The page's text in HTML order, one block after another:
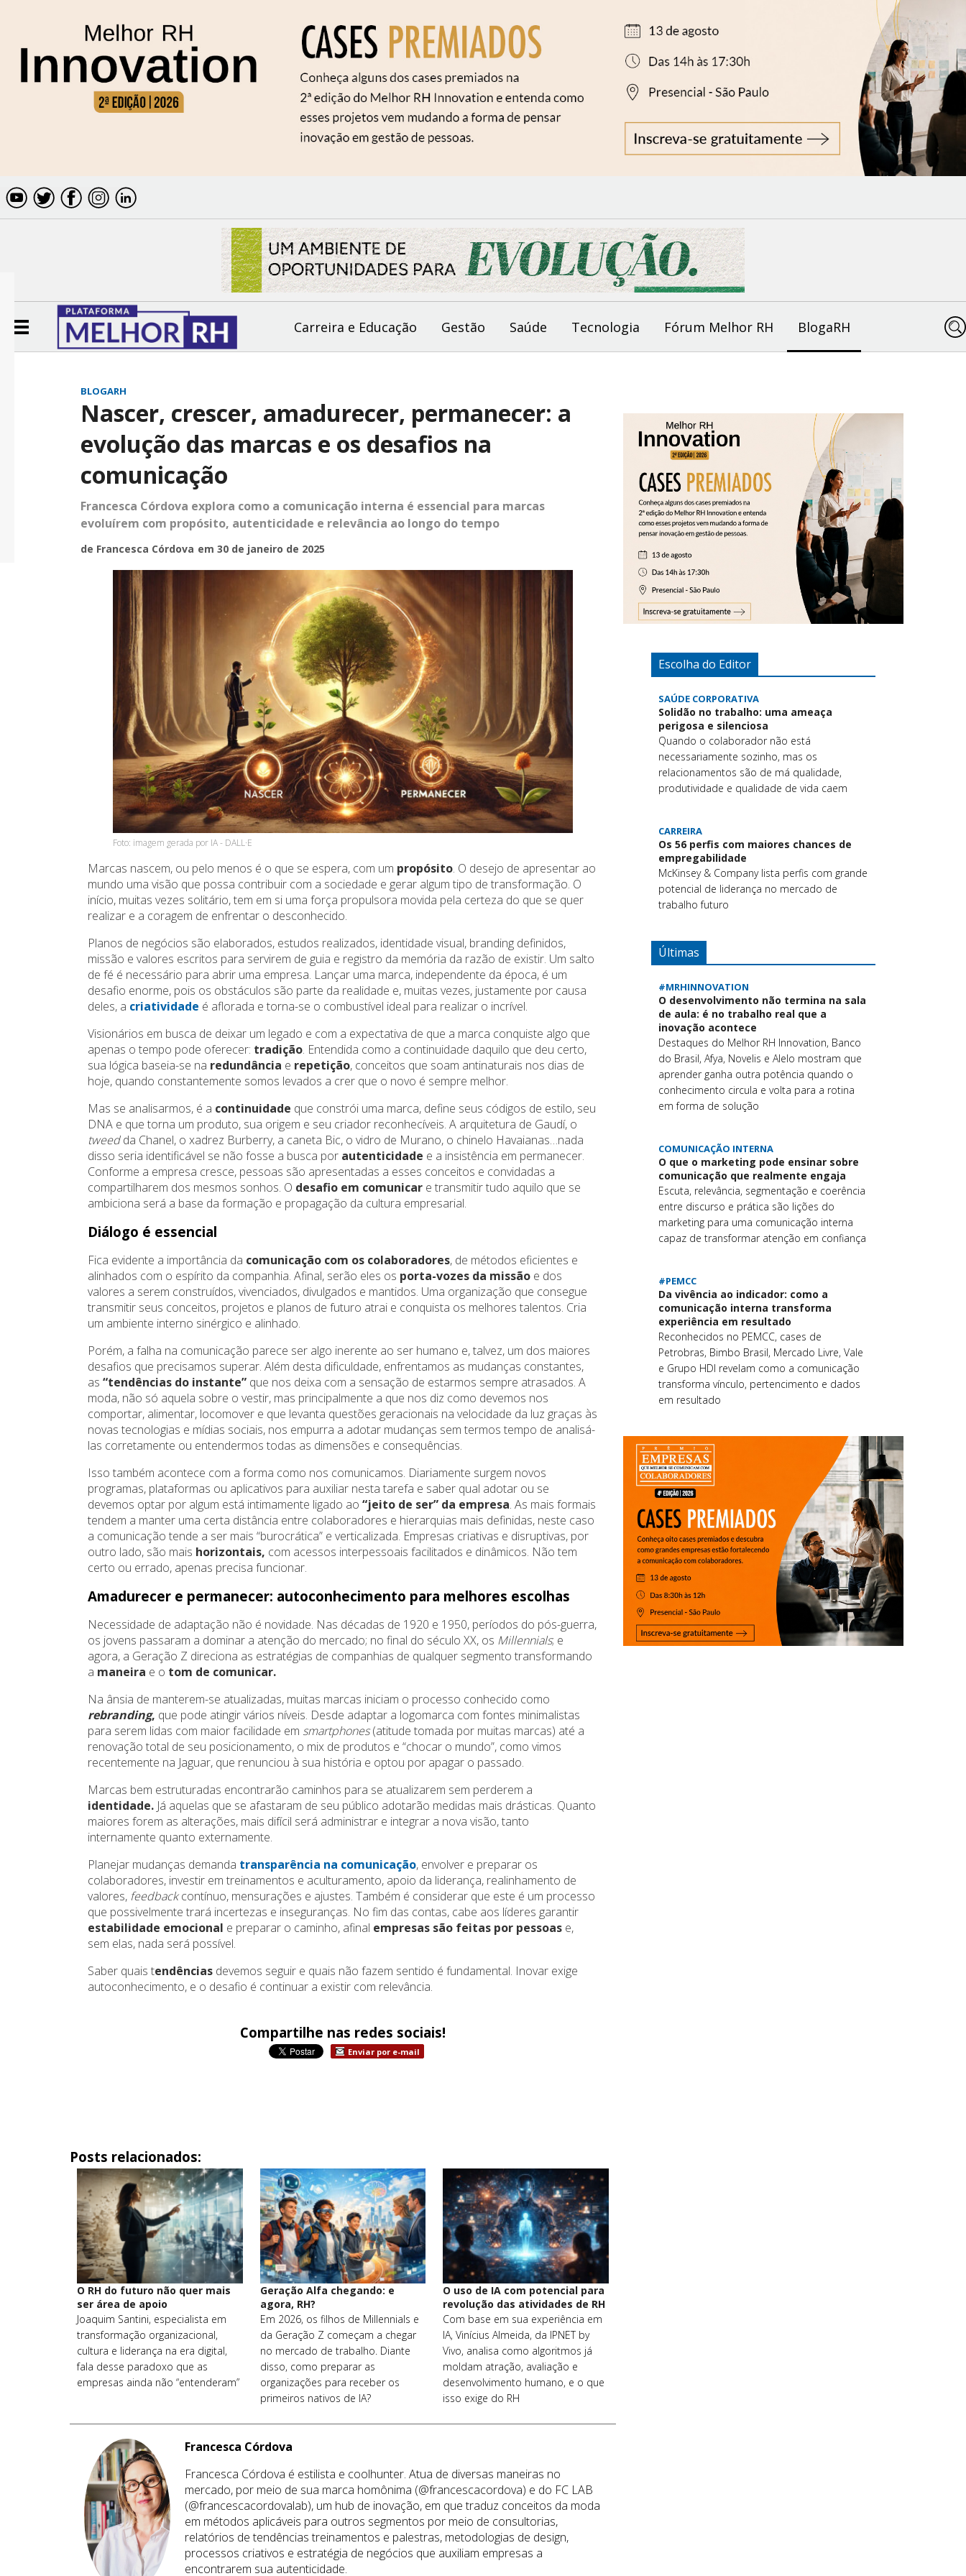
Carreira e Educação Gestão Saúde Tecnologia Fórum Melhor RH BlogaRH
BLOGARH
Nascer, crescer, amadurecer, permanecer: a
evolução das marcas e os desafios na
comunicação
Francesca Córdova explora como a comunicação interna é essencial para marcas
evoluírem com propósito, autenticidade e relevância ao longo do tempo
de Francesca Córdova em 30 de janeiro de 2025
Foto: imagem gerada por IA - DALL·E
Marcas nascem, ou pelo menos é o que se espera, com um propósito. O desejo de apresentar ao
mundo uma visão que possa contribuir com a sociedade e gerar algum tipo de transformação. O
início, muitas vezes solitário, tem em si uma força propulsora movida pela certeza do que se quer
realizar e a coragem de enfrentar o desconhecido.
Planos de negócios são elaborados, estudos realizados, identidade visual, branding definidos,
missão e valores escritos para servirem de guia e registro da memória da razão de existir. Um salto
de fé é necessário para abrir uma empresa. Lançar uma marca, independente da época, é um
desafio enorme, pois os obstáculos são parte da realidade e, muitas vezes, justamente por causa
deles, a criatividade é aflorada e torna-se o combustível ideal para realizar o incrível.
Visionários em busca de deixar um legado e com a expectativa de que a marca conquiste algo que
apenas o tempo pode oferecer: tradição. Entendida como a continuidade daquilo que deu certo,
sua lógica baseia-se na redundância e repetição, conceitos que soam antinaturais nos dias de
hoje, quando constantemente somos levados a crer que o novo é sempre melhor.
Mas se analisarmos, é a continuidade que constrói uma marca, define seus códigos de estilo, seu
DNA e que torna um produto, sua origem e seu criador reconhecíveis. A arquitetura de Gaudí, o
tweedda Chanel, o xadrez Burberry, a caneta Bic, o vidro de Murano, o chinelo Havaianas…nada
disso seria identificável se não fosse a busca por autenticidade e a insistência em permanecer.
Conforme a empresa cresce, pessoas são apresentadas a esses conceitos e convidadas a
compartilharem dos mesmos sonhos. O desafio em comunicar e transmitir tudo aquilo que se
ambiciona será a base da formação e propagação da cultura empresarial.
Diálogo é essencial
Fica evidente a importância da comunicação com os colaboradores, de métodos eficientes e
alinhados com o espírito da companhia. Afinal, serão eles os porta-vozes da missão e dos
valores a serem construídos, vivenciados, divulgados e mantidos. Uma organização que consegue
transmitir seus conceitos, projetos e planos de futuro atrai e conquista os melhores talentos. Cria
um ambiente interno sinérgico e alinhado.
Porém, a falha na comunicação parece ser algo inerente ao ser humano e, talvez, um dos maiores
desafios que precisamos superar. Além desta dificuldade, enfrentamos as mudanças constantes,
as“tendências do instante” que nos deixa com a sensação de estarmos sempre atrasados. A
moda, não só aquela sobre o vestir, mas principalmente a que nos diz como devemos nos
comportar, alimentar, locomover e que levanta questões geracionais na velocidade da luz graças às
novas tecnologias e mídias sociais, nos empurra a adotar mudanças sem termos tempo de analisá-
las corretamente ou entendermos todas as dimensões e consequências.
Isso também acontece com a forma como nos comunicamos. Diariamente surgem novos
programas, plataformas ou aplicativos para auxiliar nesta tarefa e saber qual adotar ou se
devemos optar por algum está intimamente ligado ao“jeito de ser” da empresa. As mais formais
tendem a manter uma certa distância entre colaboradores e hierarquias mais definidas, neste caso
a comunicação tende a ser mais “burocrática” e verticalizada. Empresas criativas e disruptivas, por
outro lado, são mais horizontais, com acessos interpessoais facilitados e dinâmicos. Não tem
certo ou errado, apenas precisa funcionar.
Amadurecer e permanecer: autoconhecimento para melhores escolhas
Necessidade de adaptação não é novidade. Nas décadas de 1920 e 1950, períodos do pós-guerra,
os jovens passaram a dominar a atenção do mercado; no final do século XX, os Millennials; e
agora, a Geração Z direciona as estratégias de companhias de qualquer segmento transformando
a maneira e o tom de comunicar.
Na ânsia de manterem-se atualizadas, muitas marcas iniciam o processo conhecido como
rebranding, que pode atingir vários níveis. Desde adaptar a logomarca com fontes minimalistas
para serem lidas com maior facilidade em smartphones(atitude tomada por muitas marcas) até a
renovação total de seu posicionamento, o mix de produtos e “chocar o mundo”, como vimos
recentemente na Jaguar, que renunciou à sua história e optou por apagar o passado.
Marcas bem estruturadas encontrarão caminhos para se atualizarem sem perderem a
identidade. Já aquelas que se afastaram de seu público adotarão medidas mais drásticas. Quanto
maiores forem as alterações, mais difícil será administrar e integrar a nova visão, tanto
internamente quanto externamente.
Planejar mudanças demanda transparência na comunicação, envolver e preparar os
colaboradores, investir em treinamentos e aculturamento, apoio da liderança, realinhamento de
valores, feedbackcontínuo, mensurações e ajustes. Também é considerar que este é um processo
que possivelmente trará incertezas e inseguranças. No fim das contas, cabe aos líderes garantir
estabilidade emocional e preparar o caminho, afinal empresas são feitas por pessoas e,
sem elas, nada será possível.
Saber quais tendências devemos seguir e quais não fazem sentido é fundamental. Inovar exige
autoconhecimento, e o desafio é continuar a existir com relevância.
Compartilhe nas redes sociais!
Enviar por e-mail
Posts relacionados:
O RH do futuro não quer mais
ser área de apoio
Joaquim Santini, especialista em
transformação organizacional,
cultura e liderança na era digital,
fala desse paradoxo que as
empresas ainda não “entenderam”
Geração Alfa chegando: e
agora, RH?
Em 2026, os filhos de Millennials e
da Geração Z começam a chegar
no mercado de trabalho. Diante
disso, como preparar as
organizações para receber os
primeiros nativos de IA?
O uso de IA com potencial para
revolução das atividades de RH
Com base em sua experiência em
IA, Vinícius Almeida, da IPNET by
Vivo, analisa como algoritmos já
moldam atração, avaliação e
desenvolvimento humano, e o que
isso exige do RH
Francesca Córdova
Francesca Córdova é estilista e coolhunter. Atua de diversas maneiras no
mercado, por meio de sua marca homônima (@francescacordova) e do FC LAB
(@francescacordovalab), um hub de inovação, em que traduz conceitos da moda
em métodos aplicáveis para outros segmentos por meio de consultorias,
relatórios de tendências treinamentos e palestras, metodologias de design,
processos criativos e estratégia de negócios que auxiliam empresas a
encontrarem sua autenticidade.
Escolha do Editor
SAÚDE CORPORATIVA
Solidão no trabalho: uma ameaça
perigosa e silenciosa
Quando o colaborador não está
necessariamente sozinho, mas os
relacionamentos são de má qualidade,
produtividade e qualidade de vida caem
CARREIRA
Os 56 perfis com maiores chances de
empregabilidade
McKinsey & Company lista perfis com grande
potencial de liderança no mercado de
trabalho futuro
Últimas
#MRHINNOVATION
O desenvolvimento não termina na sala
de aula: é no trabalho real que a
inovação acontece
Destaques do Melhor RH Innovation, Banco
do Brasil, Afya, Novelis e Alelo mostram que
aprender ganha outra potência quando o
conhecimento circula e volta para a rotina
em forma de solução
COMUNICAÇÃO INTERNA
O que o marketing pode ensinar sobre
comunicação que realmente engaja
Escuta, relevância, segmentação e coerência
entre discurso e prática são lições do
marketing para uma comunicação interna
capaz de transformar atenção em confiança
#PEMCC
Da vivência ao indicador: como a
comunicação interna transforma
experiência em resultado
Reconhecidos no PEMCC, cases de
Petrobras, Bimbo Brasil, Mercado Livre, Vale
e Grupo HDI revelam como a comunicação
transforma vínculo, pertencimento e dados
em resultado